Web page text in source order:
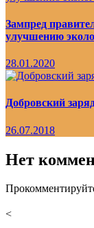
Зампред
улучшению
28.01.2020
Добровский
26.07.2018
Нет
<